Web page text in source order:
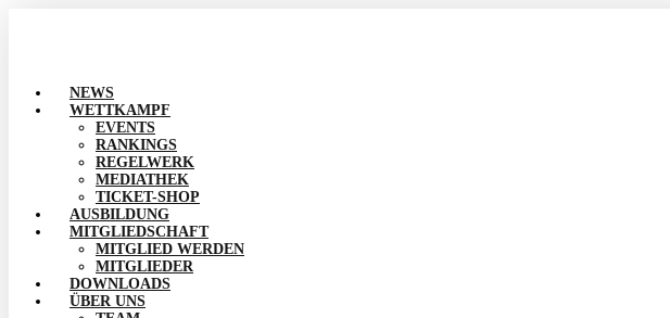
NEWS
WETTKAMPF
EVENTS
RANKINGS
REGELWERK
MEDIATHEK
TICKET-SHOP
AUSBILDUNG
MITGLIEDSCHAFT
MITGLIED WERDEN
MITGLIEDER
DOWNLOADS
ÜBER UNS